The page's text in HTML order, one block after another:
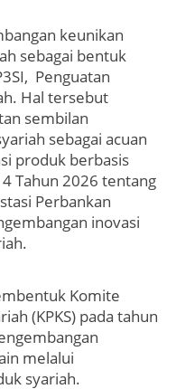
keunikan
sebagai bentuk
Penguatan
Hal tersebut
sembilan
sebagai acuan
produk berbasis
Tahun 2026 tentang
Perbankan
inovasi
Komite
(KPKS) pada tahun
melalui
syariah.